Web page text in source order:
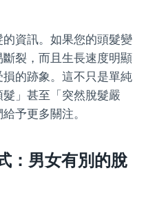
資訊。如果您的頭髮變
裂，而且生長速度明顯
的跡象。這不只是單純
」甚至「突然脫髮嚴
予更多關注。
：男女有別的脫